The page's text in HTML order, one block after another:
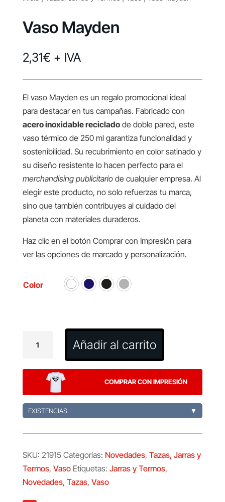
Vaso Mayden
2,31€ + IVA
El vaso Mayden es un regalo promocional ideal
para destacar en tus campañas. Fabricado con
acero inoxidable recicladode doble pared, este
vaso térmico de 250 ml garantiza funcionalidad y
sostenibilidad. Su recubrimiento en color satinado y
su diseño resistente lo hacen perfecto para el
merchandising publicitariode cualquier empresa. Al
elegir este producto, no solo refuerzas tu marca,
sino que también contribuyes al cuidado del
planeta con materiales duraderos.
Haz clic en el botón Comprar con Impresión para
ver las opciones de marcado y personalización.
Color
Mayden
Añadir al carrito
COMPRAR CON IMPRESIÓN
EXISTENCIAS ▼
SKU: 21915 Categorías: Novedades, Tazas, Jarras y
Termos, Vaso Etiquetas: Jarras y Termos,
Novedades, Tazas, Vaso